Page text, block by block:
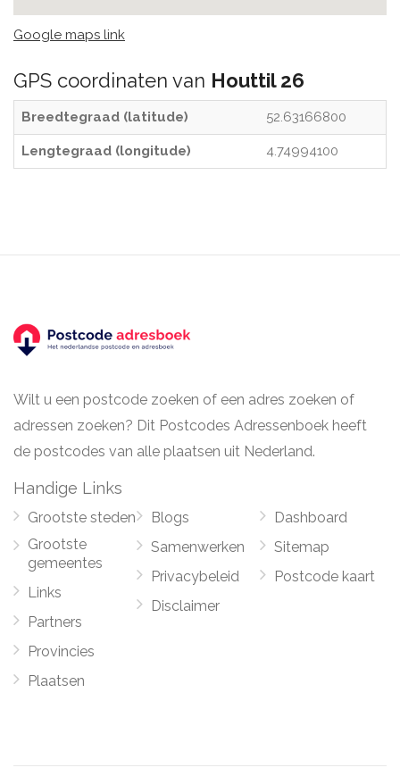
Google maps link
GPS coordinaten van Houttil 26
Breedtegraad (latitude) 52.63166800
Lengtegraad (longitude) 4.74994100
Wilt u een postcode zoeken of een adres zoeken of
adressen zoeken? Dit Postcodes Adressenboek heeft
de postcodes van alle plaatsen uit Nederland.
Handige Links
Grootste steden
Grootste
gemeentes
Links
Partners
Provincies
Plaatsen
Blogs
Samenwerken
Privacybeleid
Disclaimer
Dashboard
Sitemap
Postcode kaart